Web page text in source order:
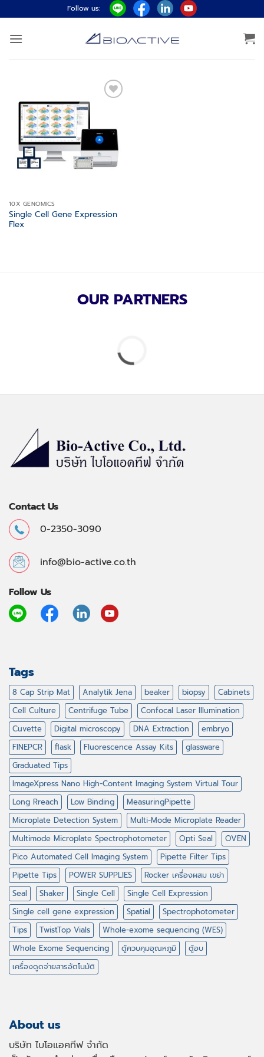
ไป
ยัง
Follow us:
10X GENOMICS
Single Cell Gene Expression
Flex
OUR PARTNERS
Contact Us
0-2350-3090
info@bio-active.co.th
Follow Us
Tags
8 Cap Strip Mat Analytik Jena beaker biopsy
Cabinets
Cell Culture
Centrifuge Tube
Confocal Laser Illumination
Cuvette
Digital microscopy DNA Extraction
embryo
FINEPCR
flask Fluorescence Assay Kits
glassware
Graduated Tips
ImageXpress Nano High-Content Imaging System Virtual Tour
Long Rreach
Low Binding
MeasuringPipette
Microplate Detection System
Multi-Mode Microplate Reader
Multimode Microplate Spectrophotometer
Opti Seal
OVEN
Pico Automated Cell Imaging System
Pipette Filter Tips
Pipette Tips
POWER SUPPLIES
Rocker เครื่องผสม เขย่า
Seal
Shaker Single Cell
Single Cell Expression
Single cell gene expression
Spatial
Spectrophotometer
Tips
TwistTop Vials
Whole-exome sequencing (WES)
Whole Exome Sequencing
ตู้ควบคุมอุณหภูมิ
ตู้อบ
เครื่องดูดจ่ายสารอัตโนมัติ
About us
บริษัท ไบโอแอคทีฟ จำกัด